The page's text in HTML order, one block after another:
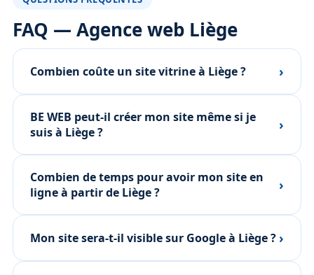
FAQ — Agence web Liège
Combien coûte un site vitrine à Liège ? ›
BE WEB peut-il créer mon site même si je
suis à Liège ?
›
Combien de temps pour avoir mon site en
ligne à partir de Liège ?
›
Mon site sera-t-il visible sur Google à Liège ? ›